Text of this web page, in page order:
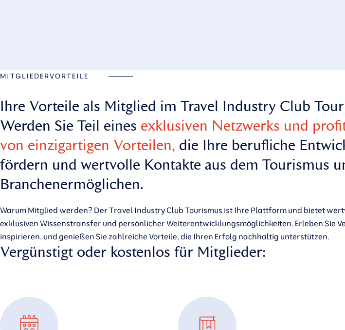
MITGLIEDERVORTEILE
Ihre Vorteile als Mitglied im Travel Industry Club
Werden Sie Teil eines exklusiven Netzwerks und
von einzigartigen Vorteilen, die Ihre berufliche
fördern und wertvolle Kontakte aus dem Tourismus
Branchen ermöglichen.
Warum Mitglied werden? Der Travel Industry Club Tourismus ist Ihre Plattform und bietet
exklusiven Wissenstransfer und persönlicher Weiterentwicklungsmöglichkeiten. Erleben Sie
inspirieren, und genießen Sie zahlreiche Vorteile, die Ihren Erfolg nachhaltig unterstützen.
Vergünstigt oder kostenlos für Mitglieder: